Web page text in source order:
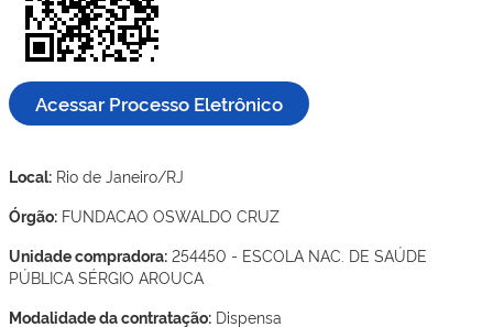
Acessar Processo Eletrônico
Local: Rio de Janeiro/RJ
Órgão: FUNDACAO OSWALDO CRUZ
Unidade compradora: 254450 - ESCOLA NAC. DE SAÚDE
PÚBLICA SÉRGIO AROUCA
Modalidade da contratação: Dispensa